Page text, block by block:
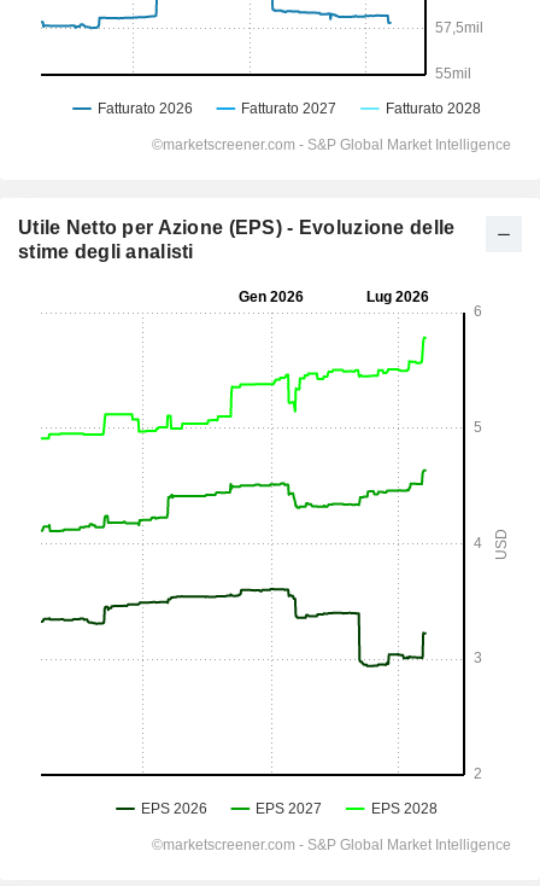
Utile Netto per Azione (EPS) - Evoluzione delle
stime degli analisti